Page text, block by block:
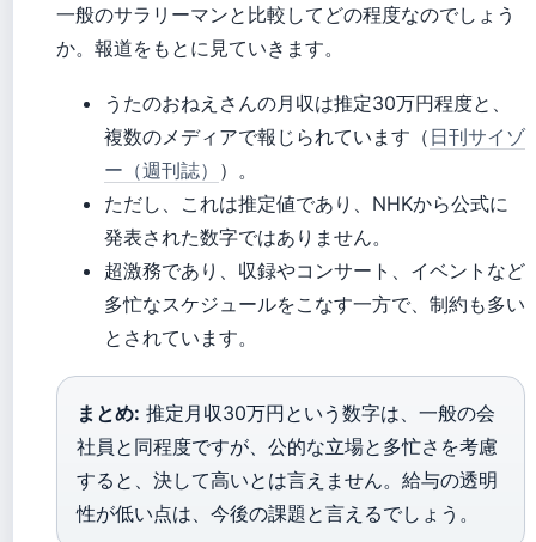
一般のサラリーマンと比較してどの程度なのでしょう
か。報道をもとに見ていきます。
うたのおねえさんの月収は推定30万円程度と、
複数のメディアで報じられています（ 日刊サイゾ
ー（週刊誌） ）。
ただし、これは推定値であり、NHKから公式に
発表された数字ではありません。
超激務であり、収録やコンサート、イベントなど
多忙なスケジュールをこなす一方で、制約も多い
とされています。
まとめ: 推定月収30万円という数字は、一般の会
社員と同程度ですが、公的な立場と多忙さを考慮
すると、決して高いとは言えません。給与の透明
性が低い点は、今後の課題と言えるでしょう。